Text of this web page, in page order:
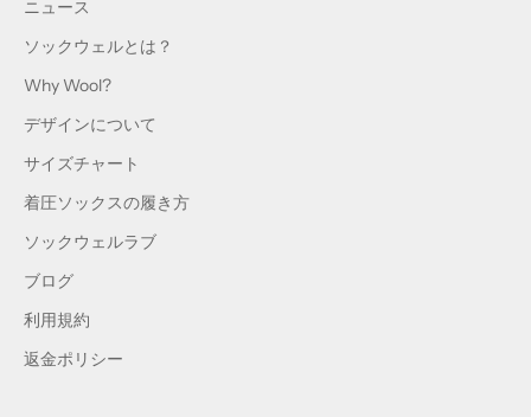
ニュース
ソックウェルとは？
Why Wool?
デザインについて
サイズチャート
着圧ソックスの履き方
ソックウェルラブ
ブログ
利用規約
返金ポリシー